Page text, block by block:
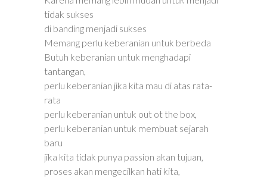
tidak sukses
di banding menjadi sukses
Memang perlu keberanian untuk berbeda
Butuh keberanian untuk menghadapi
tantangan,
perlu keberanian jika kita mau di atas rata-
rata
perlu keberanian untuk out ot the box,
perlu keberanian untuk membuat sejarah
baru
jika kita tidak punya passion akan tujuan,
proses akan mengecilkan hati kita,